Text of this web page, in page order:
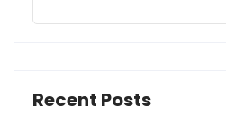
Recent Posts